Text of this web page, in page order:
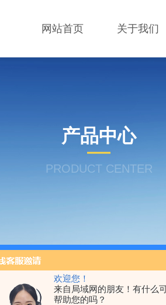
欢迎您！
来自局域网的朋友！有什么
帮助您的吗？
网站首页 关于我们
产品中心
PRODUCT CENTER
RVM/U-2/1 G 1/2MEISTER流量传感器